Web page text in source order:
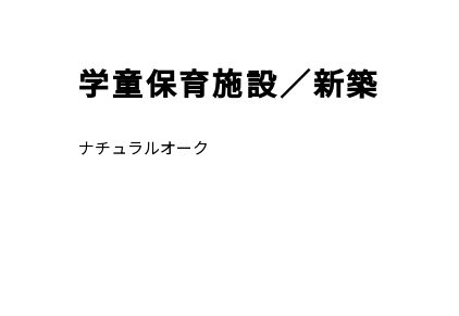
学童保育施設／新築
ナチュラルオーク